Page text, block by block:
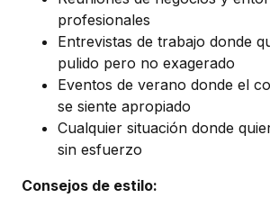
profesionales
Entrevistas de trabajo donde
pulido pero no exagerado
Eventos de verano donde el
se siente apropiado
Cualquier situación donde
sin esfuerzo
Consejos de estilo: